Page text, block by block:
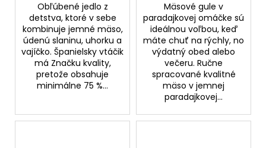
Obľúbené jedlo z
detstva, ktoré v sebe
kombinuje jemné mäso,
údenú slaninu, uhorku a
vajíčko. Španielsky vtáčik
má Značku kvality,
pretože obsahuje
minimálne 75 %...
Mäsové gule v
paradajkovej omáčke sú
ideálnou voľbou, keď
máte chuť na rýchly, no
výdatný obed alebo
večeru. Ručne
spracované kvalitné
mäso v jemnej
paradajkovej...